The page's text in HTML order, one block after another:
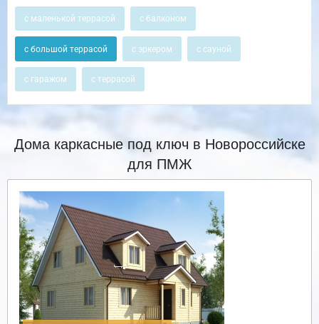
с маленькой террасой с балконом
с большой террасой с эркером с сауной
с гаражом с террасой
Дома каркасные под ключ в Новороссийске
для ПМЖ